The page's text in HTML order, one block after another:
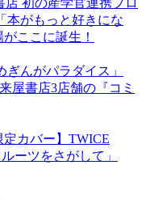
初の産学官連携プロ
本がもっと好きにな
ここに誕生！
んがパラダイス」
屋書店3店舗の『コミ
カバー】TWICE
ーツをさがして」